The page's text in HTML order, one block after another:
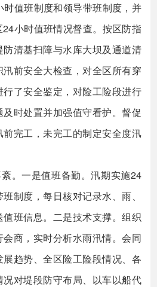
值班制度和领导带班制度，并
小时值班情况督查。按区防指
清基扫障与水库大坝及通道清
前安全大检查，对全区所有穿
了安全鉴定，对险工险段进行
时处置并加强值守看护。督促
完工，未完工的制定安全度汛
。一是值班备勤。汛期实施24
制度，每日核对记录水、雨、
班信息。二是技术支撑。组织
商，实时分析水雨汛情。会同
趋势、全区险工险段情况、各
对堤段防守布局、以车以船代